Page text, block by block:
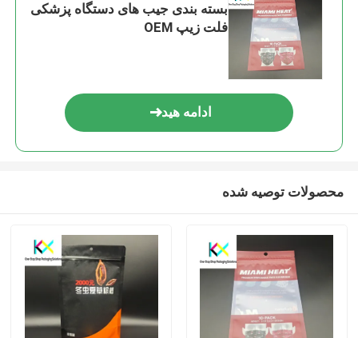
بسته بندی جیب های دستگاه پزشکی
فلت زیپ OEM
ادامه هید
محصولات توصیه شده